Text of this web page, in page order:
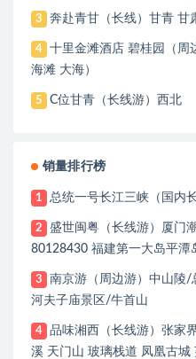
3 奔赴青甘（长线）甘青 甘
4
十里金滩酒店 碧桂园（周
海滩 大海）
5 C位甘青（长线游）西北
销量排行榜
1 总统一号长江三峡（国内
2
盛世闽粤（长线游）厦门
80128430 福建第一大岛平潭
3
南京游（周边游）中山陵
河夫子庙景区/牛首山
4
品味湘西（长线游）张家
溪 天门山 玻璃栈道 凤凰古城